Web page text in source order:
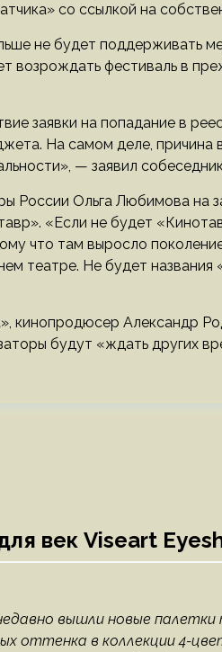
со ссылкой на
не будет поддерживать
возрождать фестиваль в
заявки на попадание в
На самом деле, причина
— заявил
России Ольга Любимова на
«Если не будет
что там выросло
театре. Не будет
кинопродюсер Александр
будут «ждать других
век Viseart
вышли новые
оттенка в коллекции 4-